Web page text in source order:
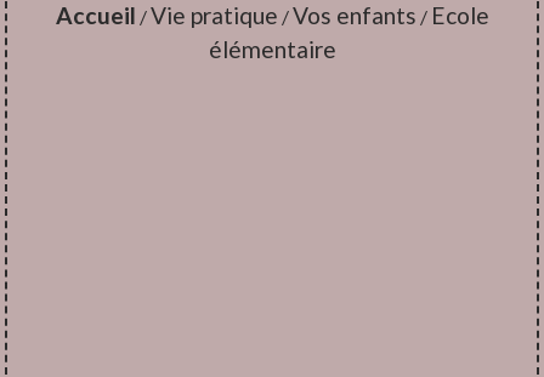
Accueil /Vie pratique /Vos enfants / Ecole
élémentaire